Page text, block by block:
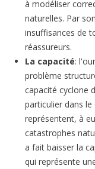
à modéliser
naturelles. Par
insuffisances de
réassureurs.
La capacité:
problème
capacité cyclone
particulier dans
représentent, à
catastrophes
a fait baisser la
qui représente